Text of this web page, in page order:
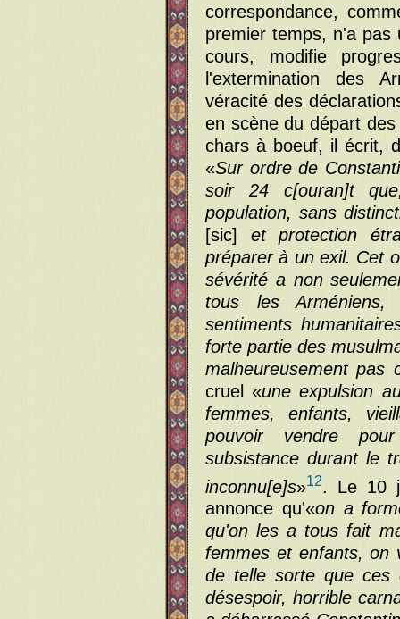
correspondance,
premier temps, n'a pas
cours, modifie
l'extermination des
véracité des
en scène du départ
chars à boeuf, il écrit,
«Sur ordre de
soir 24 c[ouran]t
population, sans
[sic]
et protection
préparer à un exil. Cet
sévérité a non
tous les
sentiments
forte partie des
malheureusement pas
cruel «une expulsion
femmes, enfants,
pouvoir vendre
subsistance durant le
inconnu[e]s»12
. Le 10
annonce qu'«on a
qu'on les a tous fait
femmes et enfants, on
de telle sorte que ces
désespoir, horrible